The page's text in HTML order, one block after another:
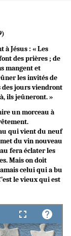
à Jésus : « Les
des prières ; de
mangent et
les invités de
des jours viendront
ils jeûneront. »
un morceau à
qui vient du neuf
met du vin nouveau
fera éclater les
Mais on doit
celui qui a bu
le vieux qui est